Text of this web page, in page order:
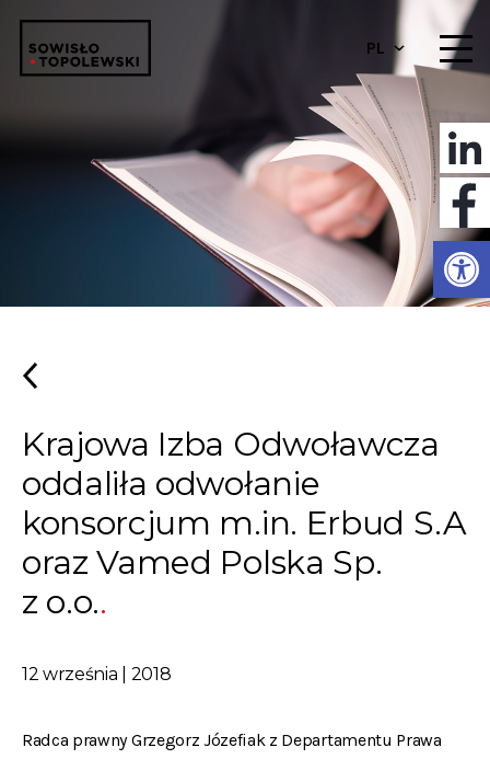
PL
Krajowa Izba Odwoławcza
oddaliła odwołanie
konsorcjum m.in. Erbud S.A
oraz Vamed Polska Sp.
z o.o.
12 września | 2018
Radca prawny Grzegorz Józefiak z Departamentu Prawa